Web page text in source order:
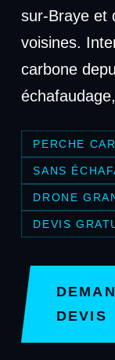
sur-Braye et
voisines.
carbone
PERCHE
SANS
DRONE
DEVIS
DEVIS